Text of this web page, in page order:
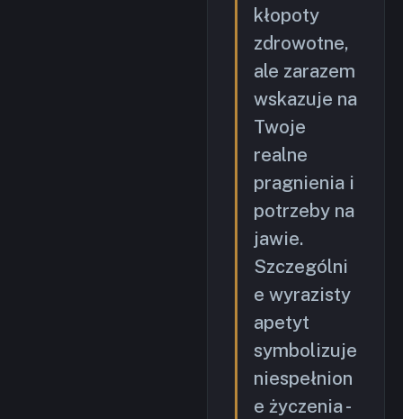
kłopoty
zdrowotne,
ale zarazem
wskazuje na
Twoje
realne
pragnienia i
potrzeby na
jawie.
Szczególni
e wyrazisty
apetyt
symbolizuje
niespełnion
e życzenia -